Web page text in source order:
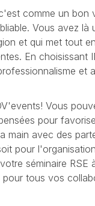
comme un bon
Vous avez là
et qui met tout
En choisissant
et
Vous
pour
main avec des
pour
séminaire RSE
tous vos